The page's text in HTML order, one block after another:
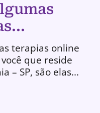
terapias online
que reside
– SP, são elas...